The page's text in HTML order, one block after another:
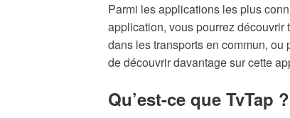
Parmi les applications les plus
application, vous pourrez
dans les transports en commun,
de découvrir davantage sur cette
Qu’est-ce que TvTap ?